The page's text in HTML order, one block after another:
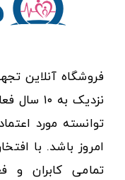
فروشگاه آنلاین
نزدیک به
امروز باشد. با
تمامی کابران و